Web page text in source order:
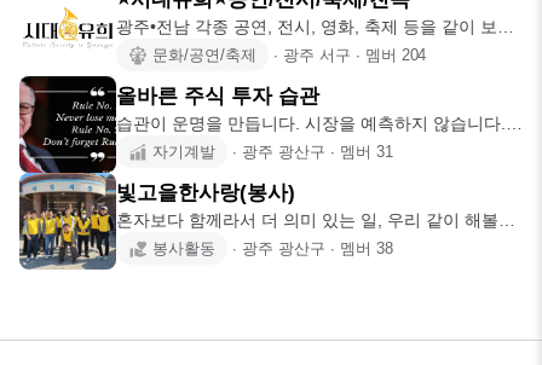
광주•전남 각종 공연, 전시, 영화, 축제 등을 같이 보고
듣고 즐기며
문화/공연/축제 ∙ 광주 서구 ∙ 멤버 204
올바른 주식 투자 습관
습관이 운명을 만듭니다. 시장을 예측하지 않습니다.
대신 시장의 흐름을
자기계발 ∙ 광주 광산구 ∙ 멤버 31
빛고을한사랑(봉사)
혼자보다 함께라서 더 의미 있는 일, 우리 같이 해볼래
요? 저희는 독거
봉사활동 ∙ 광주 광산구 ∙ 멤버 38